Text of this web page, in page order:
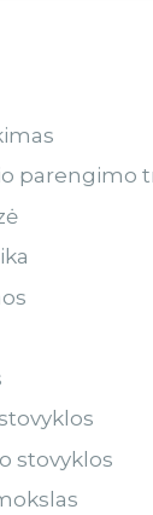
parengimo
stovyklos